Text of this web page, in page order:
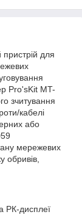
для
Pro'sKit MT-
зчитування
кабелі
або
мережевих
обривів,
РК-дисплеї